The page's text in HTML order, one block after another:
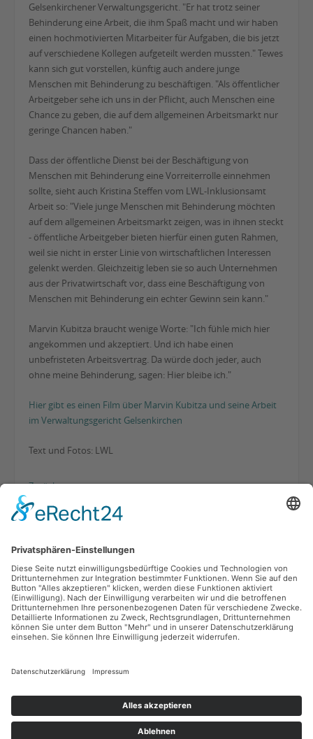
Gelsenkirchener Verwaltungsgericht. "Er hat trotz seiner
Behinderung eine Arbeit, die ihm Spaß macht und wir haben
einen hochmotivierten Mitarbeiter für Aufgaben, die bis jetzt
auf verschiedene Kollegen aufgeteilt werden mussten." Tewes
kann sich gut vorstellen, künftig auch andere junge
Menschen mit Behinderung zu beschäftigen. "Als öffentlicher
Arbeitgeber sehe ich uns in der Pflicht, auch Menschen eine
Chance zu geben, die auf dem allgemeinen Arbeitsmarkt nur
geringe Chancen haben."
Dass der öffentliche Dienst bei der Beschäftigung von
Menschen mit Behinderung eine Vorreiterrolle einnehmen
sollte, sieht auch Kristina Steffen vom LWL-Inklusionsamt
Arbeit so: "Viele junge Menschen mit Behinderung möchten
auf dem allgemeinen Arbeitsmarkt zeigen, was in ihnen steckt
- öffentliche Arbeitgeber bieten hierfür einen guten Rahmen,
weil sie nicht in erster Linie von wirtschaftlichen Interessen
gelenkt werden. Gleichzeitig leben sie so auch Unternehmen
aus der Privatwirtschaft vor, dass eine Beschäftigung von
Menschen mit Behinderung ein echter Gewinn sein kann."
Marvin Kubitza braucht wenige Worte: "Ich fühle mich hier
angekommen und akzeptiert. Und ich habe einen
unbefristeten Arbeitsvertrag. Da würde doch jeder, auch
ohne meine Behinderung, sagen: Hier bleibe ich."
Hier gibt es einen Film über Marvin Kubitza und seine Arbeit
im Verwaltungsgericht Gelsenkirchen
Text und Fotos: LWL
Zurück